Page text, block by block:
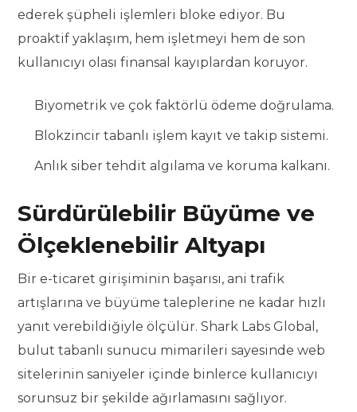
ederek şüpheli işlemleri bloke ediyor. Bu
proaktif yaklaşım, hem işletmeyi hem de son
kullanıcıyı olası finansal kayıplardan koruyor.
Biyometrik ve çok faktörlü ödeme doğrulama.
Blokzincir tabanlı işlem kayıt ve takip sistemi.
Anlık siber tehdit algılama ve koruma kalkanı.
Sürdürülebilir Büyüme ve
Ölçeklenebilir Altyapı
Bir e-ticaret girişiminin başarısı, ani trafik
artışlarına ve büyüme taleplerine ne kadar hızlı
yanıt verebildiğiyle ölçülür. Shark Labs Global,
bulut tabanlı sunucu mimarileri sayesinde web
sitelerinin saniyeler içinde binlerce kullanıcıyı
sorunsuz bir şekilde ağırlamasını sağlıyor.